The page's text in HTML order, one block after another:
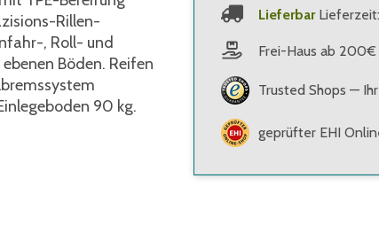
Rillen-
, Roll- und
Böden. Reifen
90 kg.
Lieferbar
Frei-Haus ab 200€
Trusted Shops —
geprüfter EHI